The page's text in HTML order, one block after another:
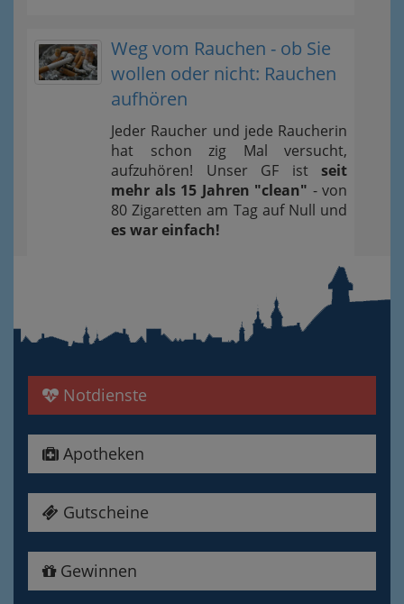
Weg vom Rauchen - ob Sie
wollen oder nicht: Rauchen
aufhören
Jeder Raucher und jede Raucherin
hat schon zig Mal versucht,
aufzuhören! Unser GF ist seit
mehr als 15 Jahren "clean" - von
80 Zigaretten am Tag auf Null und
es war einfach!
Notdienste
Apotheken
Gutscheine
Gewinnen